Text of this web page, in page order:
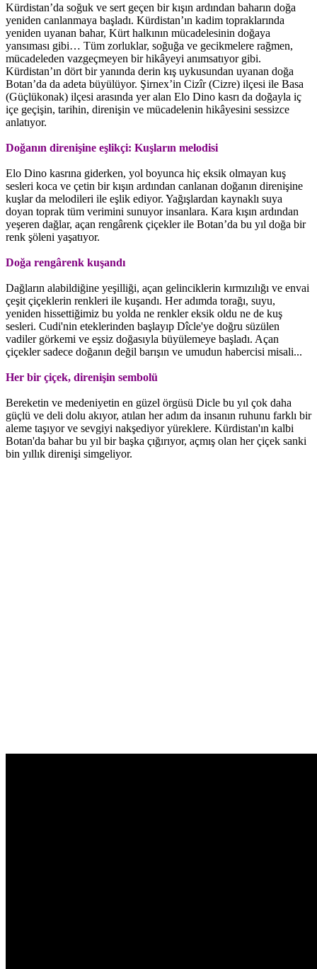
Kürdistan’da soğuk ve sert geçen bir kışın ardından baharın doğa
yeniden canlanmaya başladı. Kürdistan’ın kadim topraklarında
yeniden uyanan bahar, Kürt halkının mücadelesinin doğaya
yansıması gibi… Tüm zorluklar, soğuğa ve gecikmelere rağmen,
mücadeleden vazgeçmeyen bir hikâyeyi anımsatıyor gibi.
Kürdistan’ın dört bir yanında derin kış uykusundan uyanan doğa
Botan’da da adeta büyülüyor. Şirnex’in Cizîr (Cizre) ilçesi ile Basa
(Güçlükonak) ilçesi arasında yer alan Elo Dino kasrı da doğayla iç
içe geçişin, tarihin, direnişin ve mücadelenin hikâyesini sessizce
anlatıyor.
Doğanın direnişine eşlikçi: Kuşların melodisi
Elo Dino kasrına giderken, yol boyunca hiç eksik olmayan kuş
sesleri koca ve çetin bir kışın ardından canlanan doğanın direnişine
kuşlar da melodileri ile eşlik ediyor. Yağışlardan kaynaklı suya
doyan toprak tüm verimini sunuyor insanlara. Kara kışın ardından
yeşeren dağlar, açan rengârenk çiçekler ile Botan’da bu yıl doğa bir
renk şöleni yaşatıyor.
Doğa rengârenk kuşandı
Dağların alabildiğine yeşilliği, açan gelinciklerin kırmızılığı ve envai
çeşit çiçeklerin renkleri ile kuşandı. Her adımda torağı, suyu,
yeniden hissettiğimiz bu yolda ne renkler eksik oldu ne de kuş
sesleri. Cudi'nin eteklerinden başlayıp Dîcle'ye doğru süzülen
vadiler görkemi ve eşsiz doğasıyla büyülemeye başladı. Açan
çiçekler sadece doğanın değil barışın ve umudun habercisi misali...
Her bir çiçek, direnişin sembolü
Bereketin ve medeniyetin en güzel örgüsü Dicle bu yıl çok daha
güçlü ve deli dolu akıyor, atılan her adım da insanın ruhunu farklı bir
aleme taşıyor ve sevgiyi nakşediyor yüreklere. Kürdistan'ın kalbi
Botan'da bahar bu yıl bir başka çığırıyor, açmış olan her çiçek sanki
bin yıllık direnişi simgeliyor.